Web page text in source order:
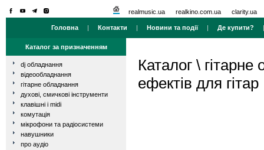
realmusic.ua realkino.com.ua clarity.ua
Головна | Контакти | Новини та події| Де купити?
Каталог за призначенням
dj обладнання
відеообладнання
гітарне обладнання
духові, смичкові інструменти
клавішні і midi
комутація
мікрофони та радіосистеми
навушники
про аудіо
Каталог \ гітарне
ефектів для гітар